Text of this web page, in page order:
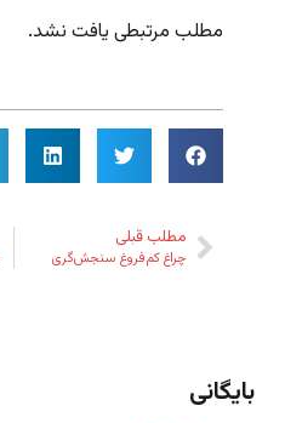
مطلب مرتبطی یافت نشد.
مطلب قبلی
چراغ کم‌فروغ سنجش‌گری
بایگانی